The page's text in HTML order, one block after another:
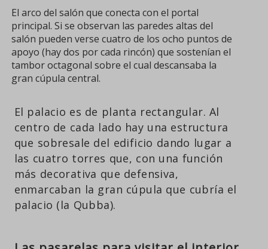
El arco del salón que conecta con el portal
principal. Si se observan las paredes altas del
salón pueden verse cuatro de los ocho puntos de
apoyo (hay dos por cada rincón) que sostenían el
tambor octagonal sobre el cual descansaba la
gran cúpula central.
El palacio es de planta rectangular. Al
centro de cada lado hay una estructura
que sobresale del edificio dando lugar a
las cuatro torres que, con una función
más decorativa que defensiva,
enmarcaban la gran cúpula que cubría el
palacio (la Qubba).